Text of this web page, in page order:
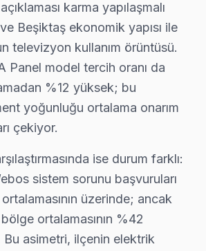
genel olarak yeni binalarıyla
TV Servisi
lüks konutları ve yazlıklarıyla
Nordmende TV Servisi
yoğun bir elektrik altyapısına
TV Servisi
yeni yapılan binalarıyla dikkat
TV Servisi
modern ve sağlam yapılarıyla
karma yapılaşmalı
Beşiktaş ekonomik yapısı ile
televizyon kullanım örüntüsü.
Panel model tercih oranı da
%12 yüksek; bu
yoğunluğu ortalama onarım
çekiyor.
ise durum farklı:
sistem sorunu başvuruları
üzerinde; ancak
ortalamasının %42
Bu asimetri, ilçenin elektrik